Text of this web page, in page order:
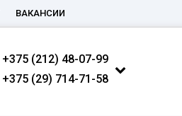
ВАКАНСИИ
+375 (212) 48-07-99
+375 (29) 714-71-58